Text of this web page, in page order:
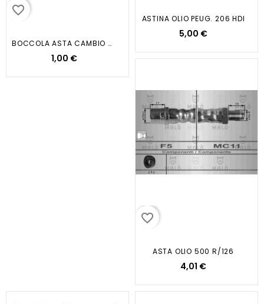
favorite_border
BOCCOLA ASTA CAMBIO GOLF 81 99...
1,00 €
ASTINA OLIO PEUG. 206 HDI
5,00 €
favorite_border
ASTA OLIO 500 R/126
4,01 €